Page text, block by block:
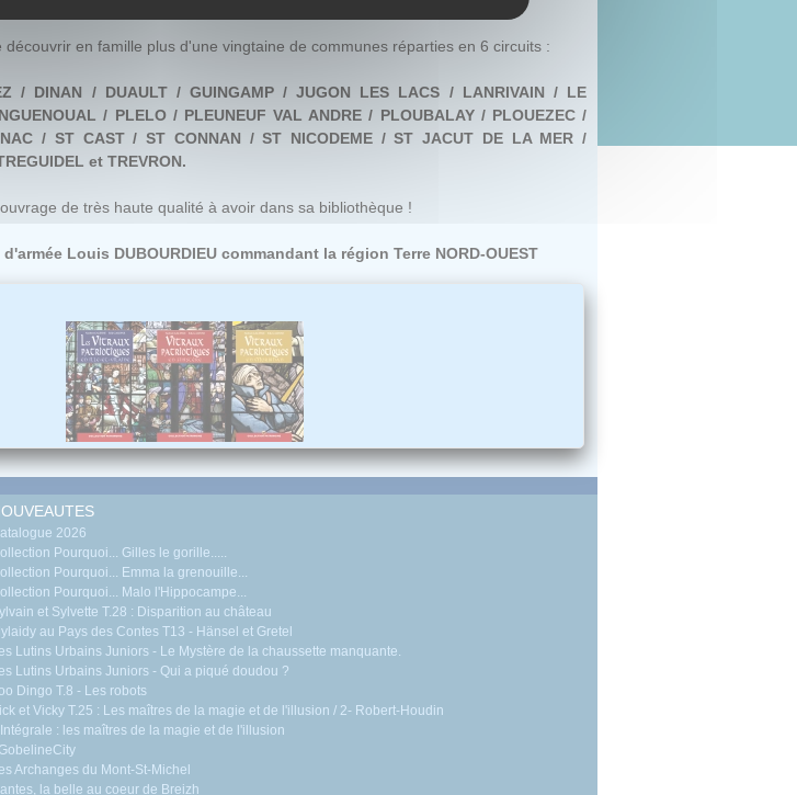
en famille plus d'une vingtaine de communes réparties en 6 circuits :
/ DINAN / DUAULT / GUINGAMP / JUGON LES LACS / LANRIVAIN / LE
/ PLELO / PLEUNEUF VAL ANDRE / PLOUBALAY / PLOUEZEC /
/ ST CAST / ST CONNAN / ST NICODEME / ST JACUT DE LA MER /
et TREVRON.
de très haute qualité à avoir dans sa bibliothèque !
Louis DUBOURDIEU commandant la région Terre NORD-OUEST
2026
Pourquoi... Gilles le gorille.....
Pourquoi... Emma la grenouille...
Pourquoi... Malo l'Hippocampe...
et Sylvette T.28 : Disparition au château
au Pays des Contes T13 - Hänsel et Gretel
Lutins Urbains Juniors - Le Mystère de la chaussette manquante.
Lutins Urbains Juniors - Qui a piqué doudou ?
Dingo T.8 - Les robots
et Vicky T.25 : Les maîtres de la magie et de l'illusion / 2- Robert-Houdin
: les maîtres de la magie et de l'illusion
Archanges du Mont-St-Michel
la belle au coeur de Breizh